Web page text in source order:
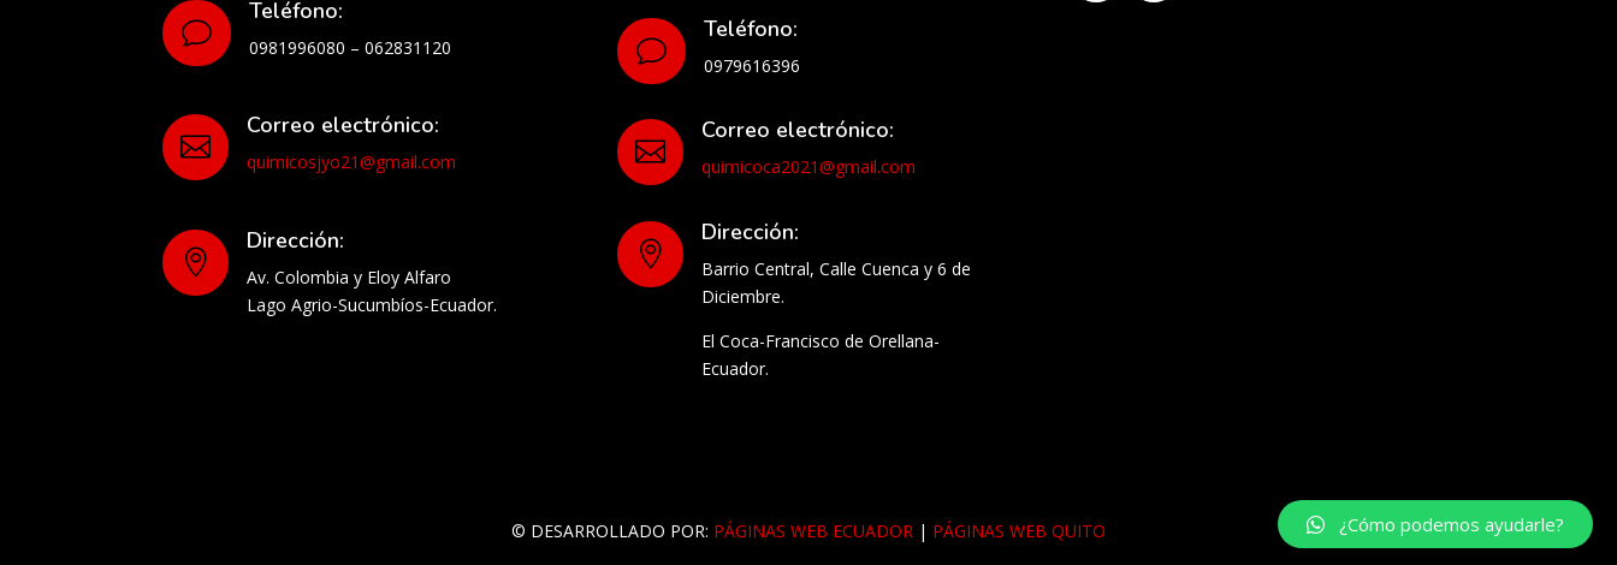
v
Teléfono:
0981996080 – 062831120

Correo electrónico:
quimicosjyo21@gmail.com

Dirección:
Av. Colombia y Eloy Alfaro
Lago Agrio-Sucumbíos-Ecuador.
v
Teléfono:
0979616396

Correo electrónico:
quimicoca2021@gmail.com

Dirección:
Barrio Central, Calle Cuenca y 6 de
Diciembre.
El Coca-Francisco de Orellana-
Ecuador.
© DESARROLLADO POR: PÁGINAS WEB ECUADOR | PÁGINAS WEB QUITO ¿Cómo podemos ayudarle?